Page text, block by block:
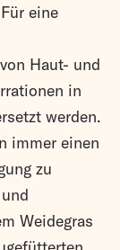
eine
Haut- und
in
werden.
immer einen
zu
Weidegras